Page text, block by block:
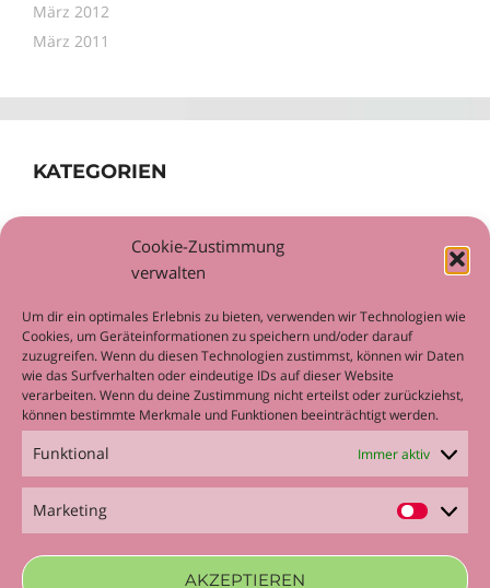
Cookie-Zustimmung
verwalten
Um dir ein optimales Erlebnis zu bieten, verwenden wir Technologien wie
Cookies, um Geräteinformationen zu speichern und/oder darauf
zuzugreifen. Wenn du diesen Technologien zustimmst, können wir Daten
wie das Surfverhalten oder eindeutige IDs auf dieser Website
verarbeiten. Wenn du deine Zustimmung nicht erteilst oder zurückziehst,
können bestimmte Merkmale und Funktionen beeinträchtigt werden.
Funktional Immer aktiv
Marketing
AKZEPTIEREN
März 2012
März 2011
KATEGORIEN
META
Anmelden
Eintrags-Feed
Kommentar-Feed
WordPress.org